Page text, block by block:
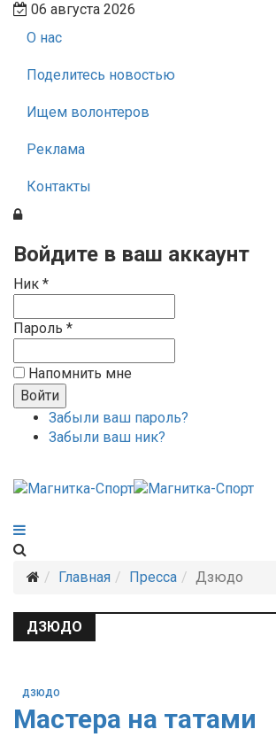
06 августа 2026
О нас
Поделитесь новостью
Ищем волонтеров
Реклама
Контакты
Войдите в ваш аккаунт
Ник *
Пароль *
Напомнить мне
Забыли ваш пароль?
Забыли ваш ник?
Главная Пресса Дзюдо
ДЗЮДО
ДЗЮДО
Мастера на татами